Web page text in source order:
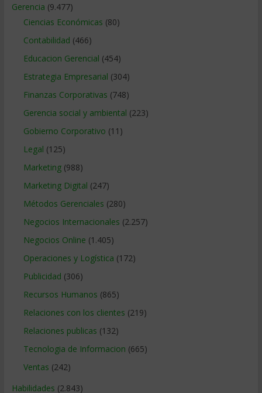
Gerencia (9.477)
Ciencias Económicas (80)
Contabilidad (466)
Educacion Gerencial (454)
Estrategia Empresarial (304)
Finanzas Corporativas (748)
Gerencia social y ambiental (223)
Gobierno Corporativo (11)
Legal (125)
Marketing(988)
Marketing Digital (247)
Métodos Gerenciales (280)
Negocios Internacionales (2.257)
Negocios Online (1.405)
Operaciones y Logística (172)
Publicidad (306)
Recursos Humanos (865)
Relaciones con los clientes (219)
Relaciones publicas (132)
Tecnologia de Informacion (665)
Ventas (242)
Habilidades (2.843)